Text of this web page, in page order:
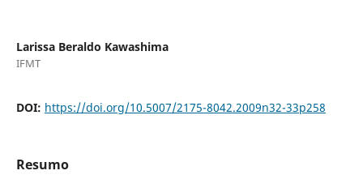
Larissa Beraldo Kawashima
IFMT
DOI: https://doi.org/10.5007/2175-8042.2009n32-33p258
Resumo